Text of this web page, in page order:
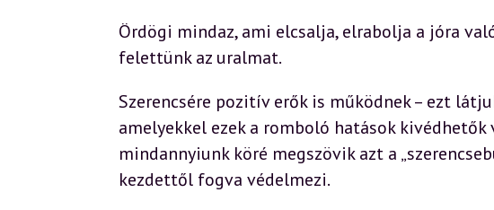
Ördögi mindaz, ami elcsalja, elrabolja a jóra
felettünk az uralmat.
Szerencsére pozitív erők is működnek – ezt
amelyekkel ezek a romboló hatások kivédhetők
mindannyiunk köré megszövik azt a
kezdettől fogva védelmezi.